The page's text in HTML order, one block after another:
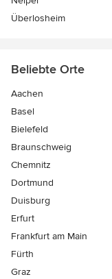
Überlosheim
Beliebte Orte
Aachen
Basel
Bielefeld
Braunschweig
Chemnitz
Dortmund
Duisburg
Erfurt
Frankfurt am Main
Fürth
Graz